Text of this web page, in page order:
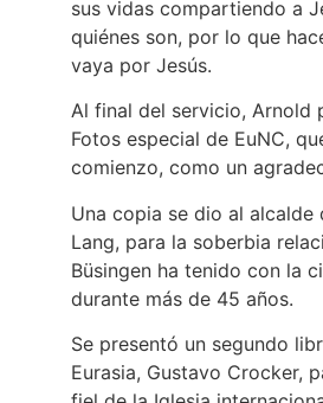
sus vidas compartiendo a
quiénes son, por lo que
vaya por Jesús.
Al final del servicio, Arnold
Fotos especial de EuNC,
comienzo, como un
Una copia se dio al alcalde
Lang, para la soberbia
Büsingen ha tenido con la
durante más de 45 años.
Se presentó un segundo
Eurasia, Gustavo Crocker,